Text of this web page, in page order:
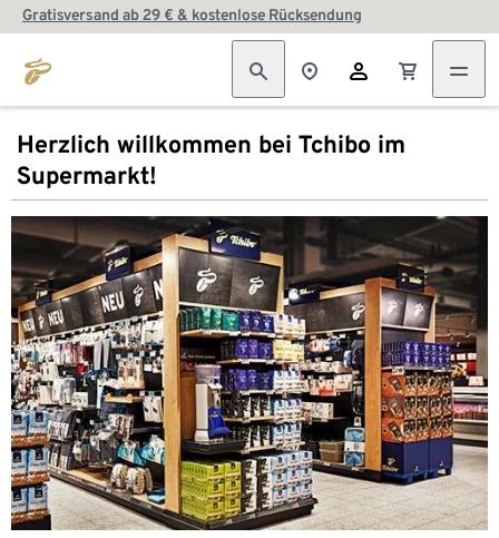
Gratisversand ab 29 € & kostenlose Rücksendung
Herzlich willkommen bei Tchibo im
Supermarkt!